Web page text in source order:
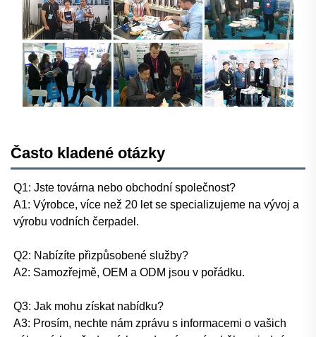
Často kladené otázky
Q1: Jste továrna nebo obchodní společnost?
A1: Výrobce, více než 20 let se specializujeme na vývoj a
výrobu vodních čerpadel.
Q2: Nabízíte přizpůsobené služby?
A2: Samozřejmě, OEM a ODM jsou v pořádku.
Q3: Jak mohu získat nabídku?
A3: Prosím, nechte nám zprávu s informacemi o vašich